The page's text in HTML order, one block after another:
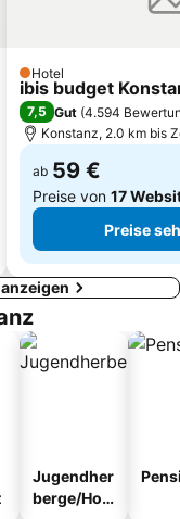
1 Sterne
Hotel
ibis budget
7,5 Gut (4.594
Konstanz, 2.0 km bis
ab 59 €
Preise von 17
Preise
Jugendher
berge/Hos